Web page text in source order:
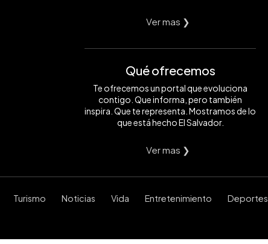
Ver mas ❯
Qué ofrecemos
Te ofrecemos un portal que evoluciona
contigo. Que informa, pero también
inspira. Que te representa. Mostramos de lo
que está hecho El Salvador.
Ver mas ❯
Turismo Noticias Vida Entretenimiento Deportes